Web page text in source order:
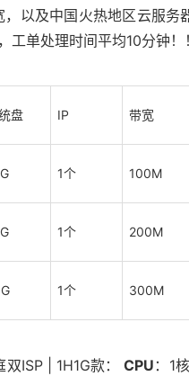
以及中国火热地区云服务
单处理时间平均10分钟！
盘 IP 带宽
1个 100M
1个 200M
1个 300M
双ISP | 1H1G款：CPU ：1